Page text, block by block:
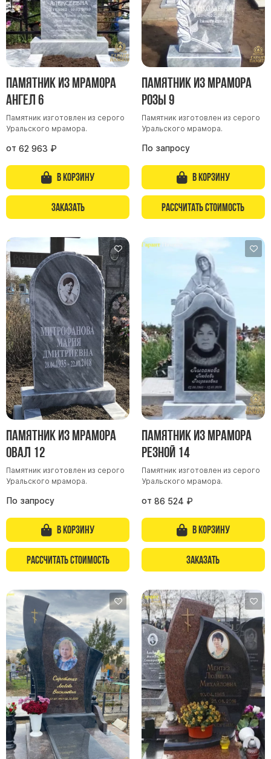
Памятник из мрамора
Ангел 6
Памятник изготовлен из серого
Уральского мрамора.
от 62 963 ₽
В корзину
Заказать
Памятник из мрамора
Розы 9
Памятник изготовлен из серого
Уральского мрамора.
По запросу
В корзину
Рассчитать стоимость
Памятник из мрамора
Овал 12
Памятник изготовлен из серого
Уральского мрамора.
По запросу
В корзину
Рассчитать стоимость
Памятник из мрамора
Резной 14
Памятник изготовлен из серого
Уральского мрамора.
от 86 524 ₽
В корзину
Заказать